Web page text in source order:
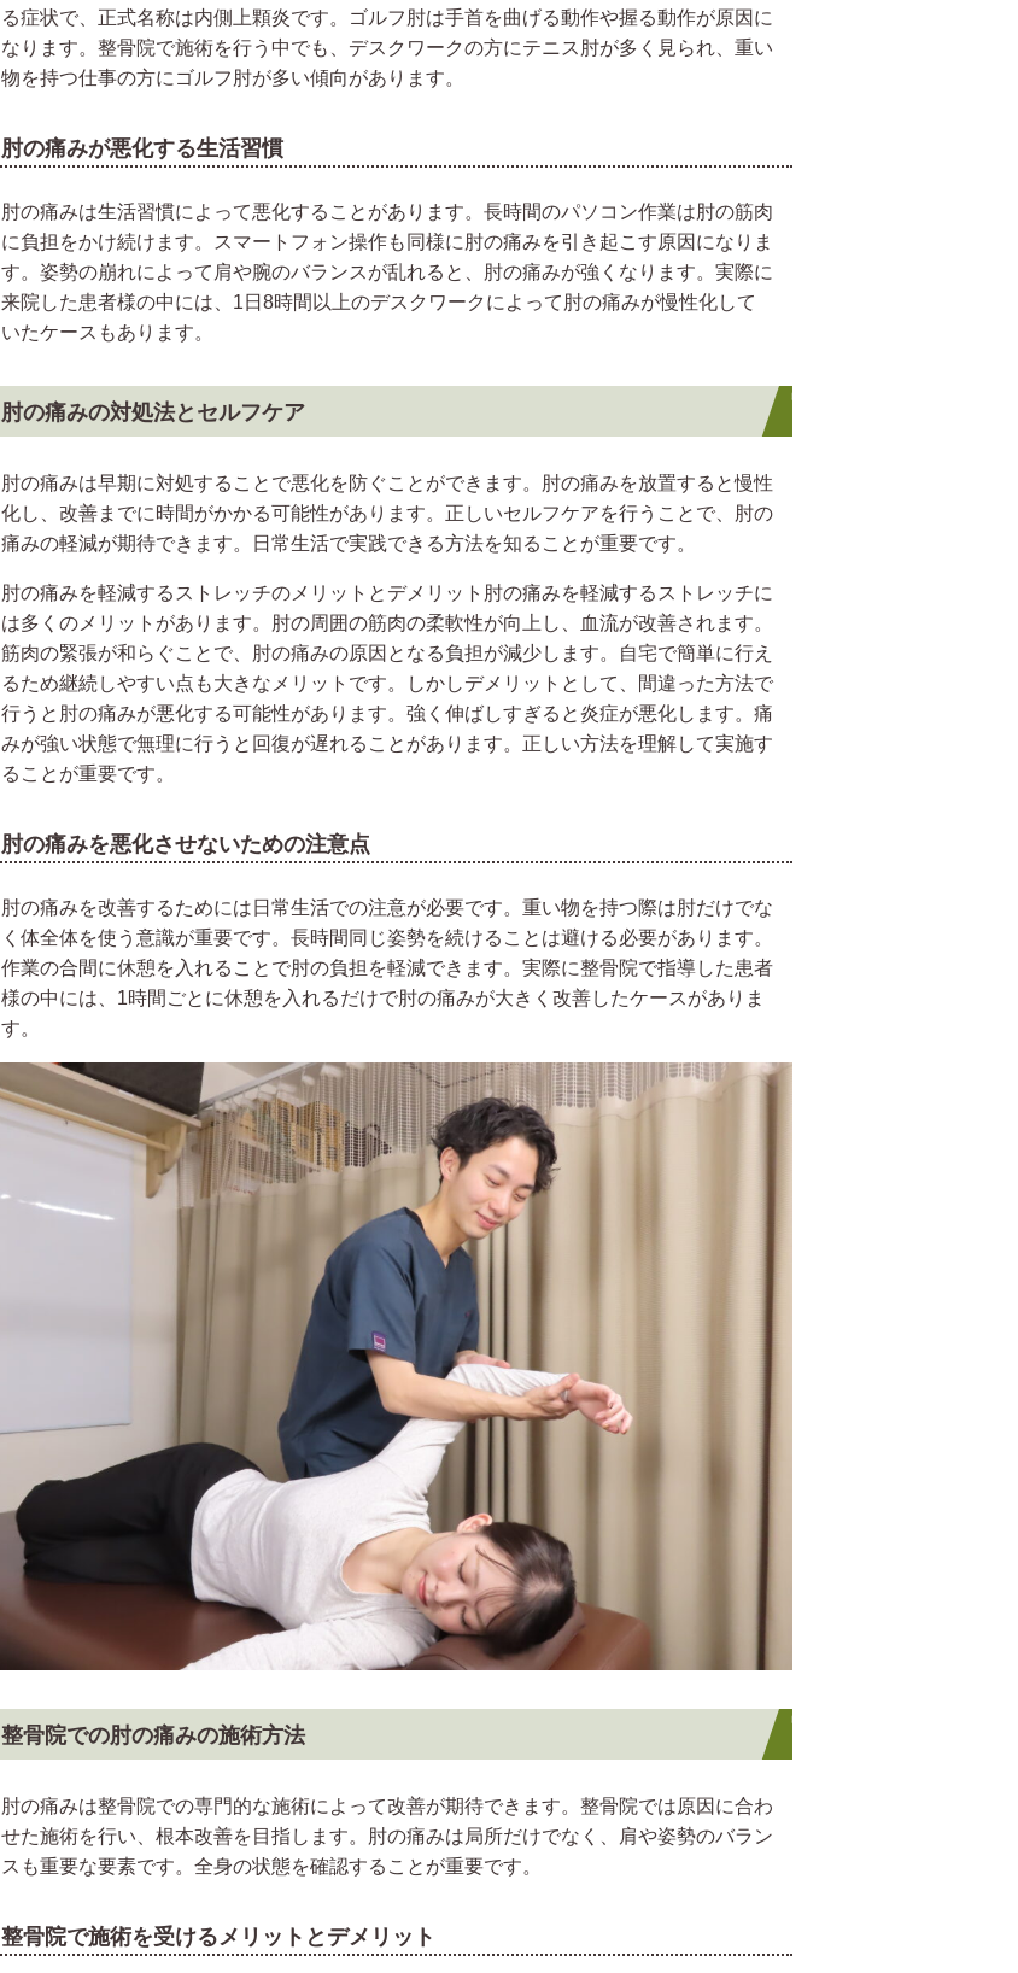
る症状で、正式名称は内側上顆炎です。ゴルフ肘は手首を曲げる動作や握る動作が原因に
なります。整骨院で施術を行う中でも、デスクワークの方にテニス肘が多く見られ、重い
物を持つ仕事の方にゴルフ肘が多い傾向があります。
肘の痛みが悪化する生活習慣
肘の痛みは生活習慣によって悪化することがあります。長時間のパソコン作業は肘の筋肉
に負担をかけ続けます。スマートフォン操作も同様に肘の痛みを引き起こす原因になりま
す。姿勢の崩れによって肩や腕のバランスが乱れると、肘の痛みが強くなります。実際に
来院した患者様の中には、1日8時間以上のデスクワークによって肘の痛みが慢性化して
いたケースもあります。
肘の痛みの対処法とセルフケア
肘の痛みは早期に対処することで悪化を防ぐことができます。肘の痛みを放置すると慢性
化し、改善までに時間がかかる可能性があります。正しいセルフケアを行うことで、肘の
痛みの軽減が期待できます。日常生活で実践できる方法を知ることが重要です。
肘の痛みを軽減するストレッチのメリットとデメリット肘の痛みを軽減するストレッチに
は多くのメリットがあります。肘の周囲の筋肉の柔軟性が向上し、血流が改善されます。
筋肉の緊張が和らぐことで、肘の痛みの原因となる負担が減少します。自宅で簡単に行え
るため継続しやすい点も大きなメリットです。しかしデメリットとして、間違った方法で
行うと肘の痛みが悪化する可能性があります。強く伸ばしすぎると炎症が悪化します。痛
みが強い状態で無理に行うと回復が遅れることがあります。正しい方法を理解して実施す
ることが重要です。
肘の痛みを悪化させないための注意点
肘の痛みを改善するためには日常生活での注意が必要です。重い物を持つ際は肘だけでな
く体全体を使う意識が重要です。長時間同じ姿勢を続けることは避ける必要があります。
作業の合間に休憩を入れることで肘の負担を軽減できます。実際に整骨院で指導した患者
様の中には、1時間ごとに休憩を入れるだけで肘の痛みが大きく改善したケースがありま
す。
整骨院での肘の痛みの施術方法
肘の痛みは整骨院での専門的な施術によって改善が期待できます。整骨院では原因に合わ
せた施術を行い、根本改善を目指します。肘の痛みは局所だけでなく、肩や姿勢のバラン
スも重要な要素です。全身の状態を確認することが重要です。
整骨院で施術を受けるメリットとデメリット